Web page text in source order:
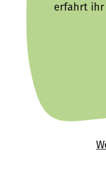
erfahrt ihr